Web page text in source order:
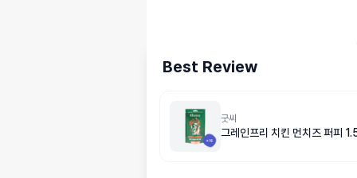
Best Review
굿씨
그레인프리 치킨 먼치즈 퍼피